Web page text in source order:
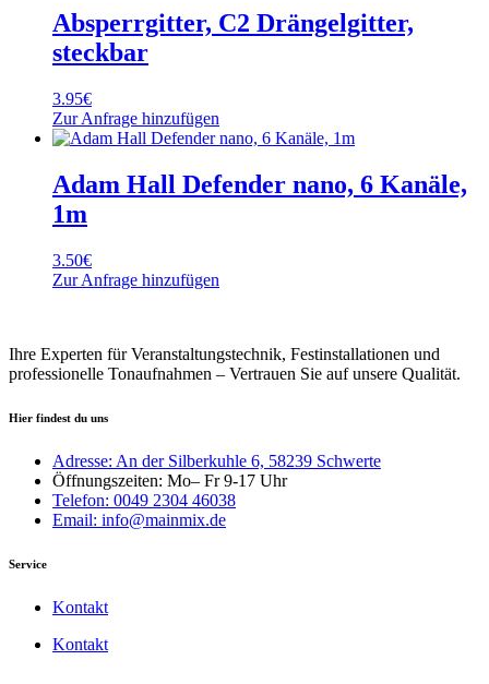
Absperrgitter, C2 Drängelgitter,
steckbar
3.95€
Zur Anfrage hinzufügen
Adam Hall Defender nano, 6 Kanäle,
1m
3.50€
Zur Anfrage hinzufügen
Ihre Experten für Veranstaltungstechnik, Festinstallationen und
professionelle Tonaufnahmen – Vertrauen Sie auf unsere Qualität.
Hier findest du uns
Adresse: An der Silberkuhle 6, 58239 Schwerte
Öffnungszeiten: Mo– Fr 9-17 Uhr
Telefon: 0049 2304 46038
Email: info@mainmix.de
Service
Kontakt
Kontakt